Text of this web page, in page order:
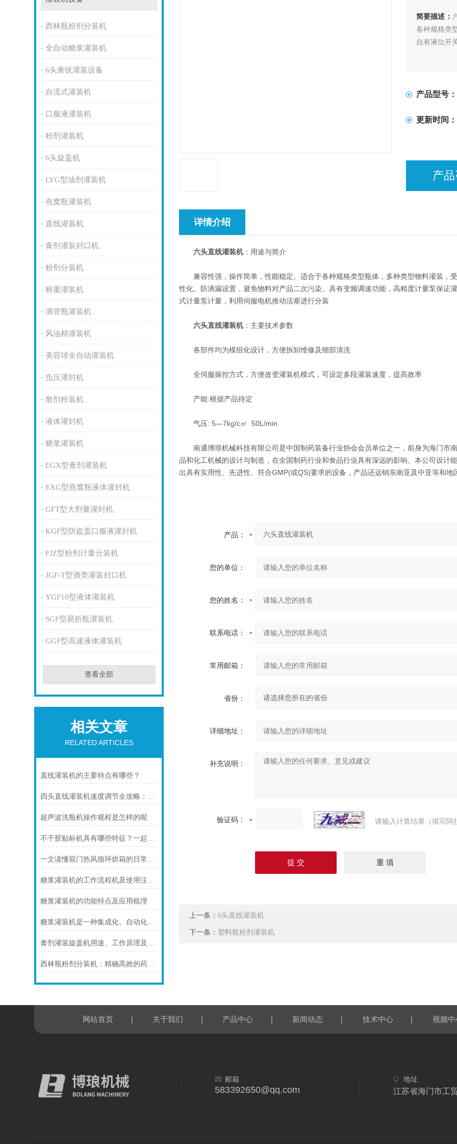
西林瓶粉剂分装机
全自动糖浆灌装机
6头膏状灌装设备
自流式灌装机
口服液灌装机
粉剂灌装机
6头旋盖机
LYG型油剂灌装机
燕窝瓶灌装机
直线灌装机
膏剂灌装封口机
粉剂分装机
称重灌装机
滴管瓶灌装机
风油精灌装机
美容球全自动灌装机
负压灌封机
散剂粉装机
液体灌封机
糖浆灌装机
EGX型膏剂灌装机
EXG型燕窝瓶液体灌封机
GFT型大剂量灌封机
KGF型防盗盖口服液灌封机
FJZ型粉剂计量分装机
JGF-T型酒类灌装封口机
YGF10型液体灌装机
SGF型易折瓶灌装机
GGF型高速液体灌装机
查看全部
相关文章
RELATED ARTICLES
直线灌装机的主要特点有哪些？
四头直线灌装机速度调节全攻略：多方法详解与实操指南
超声波洗瓶机操作规程是怎样的呢
不干胶贴标机具有哪些特征？一起来了解下吧
一文读懂双门热风循环烘箱的日常使用中如何控制温度？
糖浆灌装机的工作流程机及使用注意事项
糖浆灌装机的功能特点及应用梳理
糖浆灌装机是一种集成化、自动化的液体灌装设备
膏剂灌装旋盖机用途、工作原理及使用注意事项
西林瓶粉剂分装机：精确高效的药品分装解决方案
简要描述：
各种规格类
自有液位开
产品型号：
更新时间：
产
详情介绍
六头直线灌装机：用途与简介
兼容性强，操作简单，性能稳定。适合于各种规格类型瓶体，多种类型物料灌装，
性化。防滴漏设置，避免物料对产品二次污染。具有变频调速功能，高精度计量泵保证
式计量泵计量，利用伺服电机推动活塞进行分装
六头直线灌装机：主要技术参数
各部件均为模组化设计，方便拆卸维修及细部清洗
全伺服操控方式，方便改变灌装机模式，可设定多段灌装速度，提高效率
产能:根据产品待定
气压: 5—7kg/c㎡ 50L/min
南通博琅机械科技有限公司是中国制药装备行业协会会员单位之一，前身为海门市
品和化工机械的设计与制造，在全国制药行业和食品行业具有深远的影响。本公司设计
出具有实用性、先进性、符合GMP(或QS)要求的设备，产品还远销东南亚及中亚等和地
产品：
您的单位：
您的姓名：
联系电话：
常用邮箱：
省份：
详细地址：
补充说明：
验证码： 请输入计算结果（填写阿
上一条：6头直线灌装机
下一条： 塑料瓶粉剂灌装机
网站首页 | 关于我们 | 产品中心 | 新闻动态 | 技术中心 | 视频中
邮箱
583392650@qq.com
地址
江苏省海门市工